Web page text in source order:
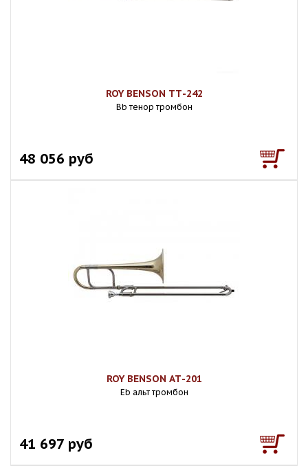
ROY BENSON ТТ-242
Bb тенор тромбон
48 056 руб
ROY BENSON АТ-201
Eb альт тромбон
41 697 руб